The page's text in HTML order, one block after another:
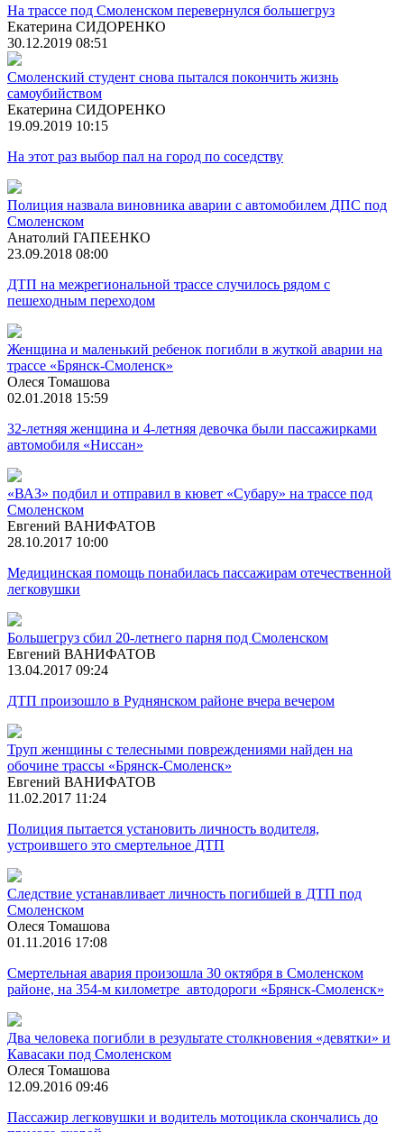
На трассе под Смоленском перевернулся большегруз
Екатерина СИДОРЕНКО
30.12.2019 08:51
Смоленский студент снова пытался покончить жизнь
самоубийством
Екатерина СИДОРЕНКО
19.09.2019 10:15
На этот раз выбор пал на город по соседству
Полиция назвала виновника аварии с автомобилем ДПС под
Смоленском
Анатолий ГАПЕЕНКО
23.09.2018 08:00
ДТП на межрегиональной трассе случилось рядом с
пешеходным переходом
Женщина и маленький ребенок погибли в жуткой аварии на
трассе «Брянск-Смоленск»
Олеся Томашова
02.01.2018 15:59
32-летняя женщина и 4-летняя девочка были пассажирками
автомобиля «Ниссан»
«ВАЗ» подбил и отправил в кювет «Субару» на трассе под
Смоленском
Евгений ВАНИФАТОВ
28.10.2017 10:00
Медицинская помощь понабилась пассажирам отечественной
легковушки
Большегруз сбил 20-летнего парня под Смоленском
Евгений ВАНИФАТОВ
13.04.2017 09:24
ДТП произошло в Руднянском районе вчера вечером
Труп женщины с телесными повреждениями найден на
обочине трассы «Брянск-Смоленск»
Евгений ВАНИФАТОВ
11.02.2017 11:24
Полиция пытается установить личность водителя,
устроившего это смертельное ДТП
Следствие устанавливает личность погибшей в ДТП под
Смоленском
Олеся Томашова
01.11.2016 17:08
Смертельная авария произошла 30 октября в Смоленском
районе, на 354-м километре автодороги «Брянск-Смоленск»
Два человека погибли в результате столкновения «девятки» и
Кавасаки под Смоленском
Олеся Томашова
12.09.2016 09:46
Пассажир легковушки и водитель мотоцикла скончались до